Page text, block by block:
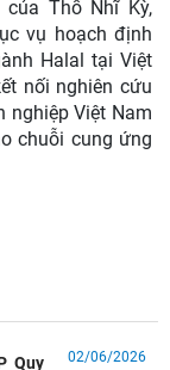
Thổ Nhĩ Kỳ,
vụ hoạch định
Halal tại Việt
nối nghiên cứu
nghiệp Việt Nam
chuỗi cung ứng
Quy
02/06/2026